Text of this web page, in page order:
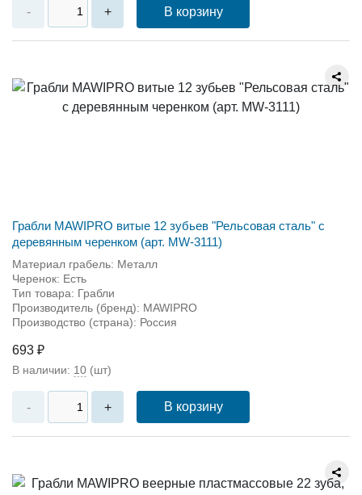
- + В корзину
Грабли MAWIPRO витые 12 зубьев "Рельсовая сталь" с
деревянным черенком (арт. MW-3111)
Материал грабель: Металл
Черенок: Есть
Тип товара: Грабли
Производитель (бренд): MAWIPRO
Производство (страна): Россия
693 ₽
В наличии: 10 (шт)
- + В корзину